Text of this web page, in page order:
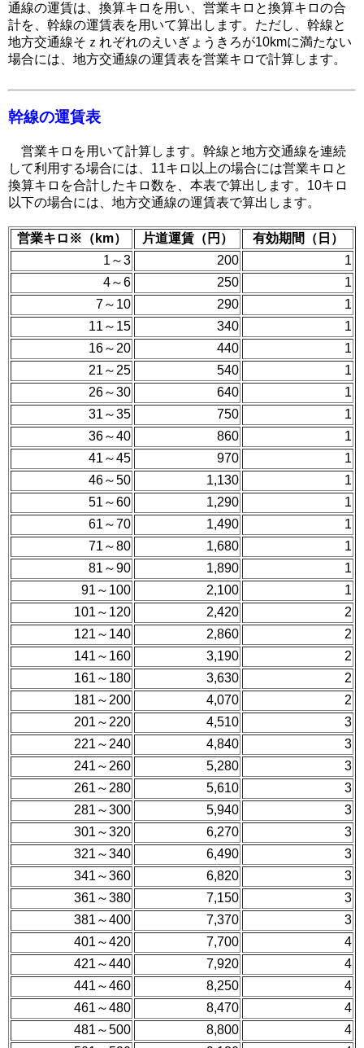
通線の運賃は、換算キロを用い、営業キロと換算キロの合
計を、幹線の運賃表を用いて算出します。ただし、幹線と
地方交通線そｚれぞれのえいぎょうきろが10kmに満たない
場合には、地方交通線の運賃表を営業キロで計算します。
幹線の運賃表
営業キロを用いて計算します。幹線と地方交通線を連続
して利用する場合には、11キロ以上の場合には営業キロと
換算キロを合計したキロ数を、本表で算出します。10キロ
以下の場合には、地方交通線の運賃表で算出します。
営業キロ※（km） 片道運賃（円）
有効期間（日）
1～3
200
1
4～6
250
1
7～10
290
1
11～15
340
1
16～20
440
1
21～25
540
1
26～30
640
1
31～35
750
1
36～40
860
1
41～45
970
1
46～50
1,130
1
51～60
1,290
1
61～70
1,490
1
71～80
1,680
1
81～90
1,890
1
91～100
2,100
1
101～120
2,420
2
121～140
2,860
2
141～160
3,190
2
161～180
3,630
2
181～200
4,070
2
201～220
4,510
3
221～240
4,840
3
241～260
5,280
3
261～280
5,610
3
281～300
5,940
3
301～320
6,270
3
321～340
6,490
3
341～360
6,820
3
361～380
7,150
3
381～400
7,370
3
401～420
7,700
4
421～440
7,920
4
441～460
8,250
4
461～480
8,470
4
481～500
8,800
4